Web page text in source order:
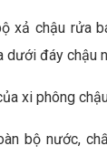
xả chậu rửa
dưới đáy chậu
xi phông
bộ nước,